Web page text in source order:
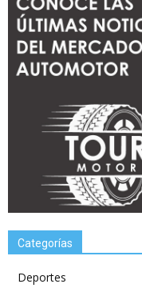
Categorías
Deportes